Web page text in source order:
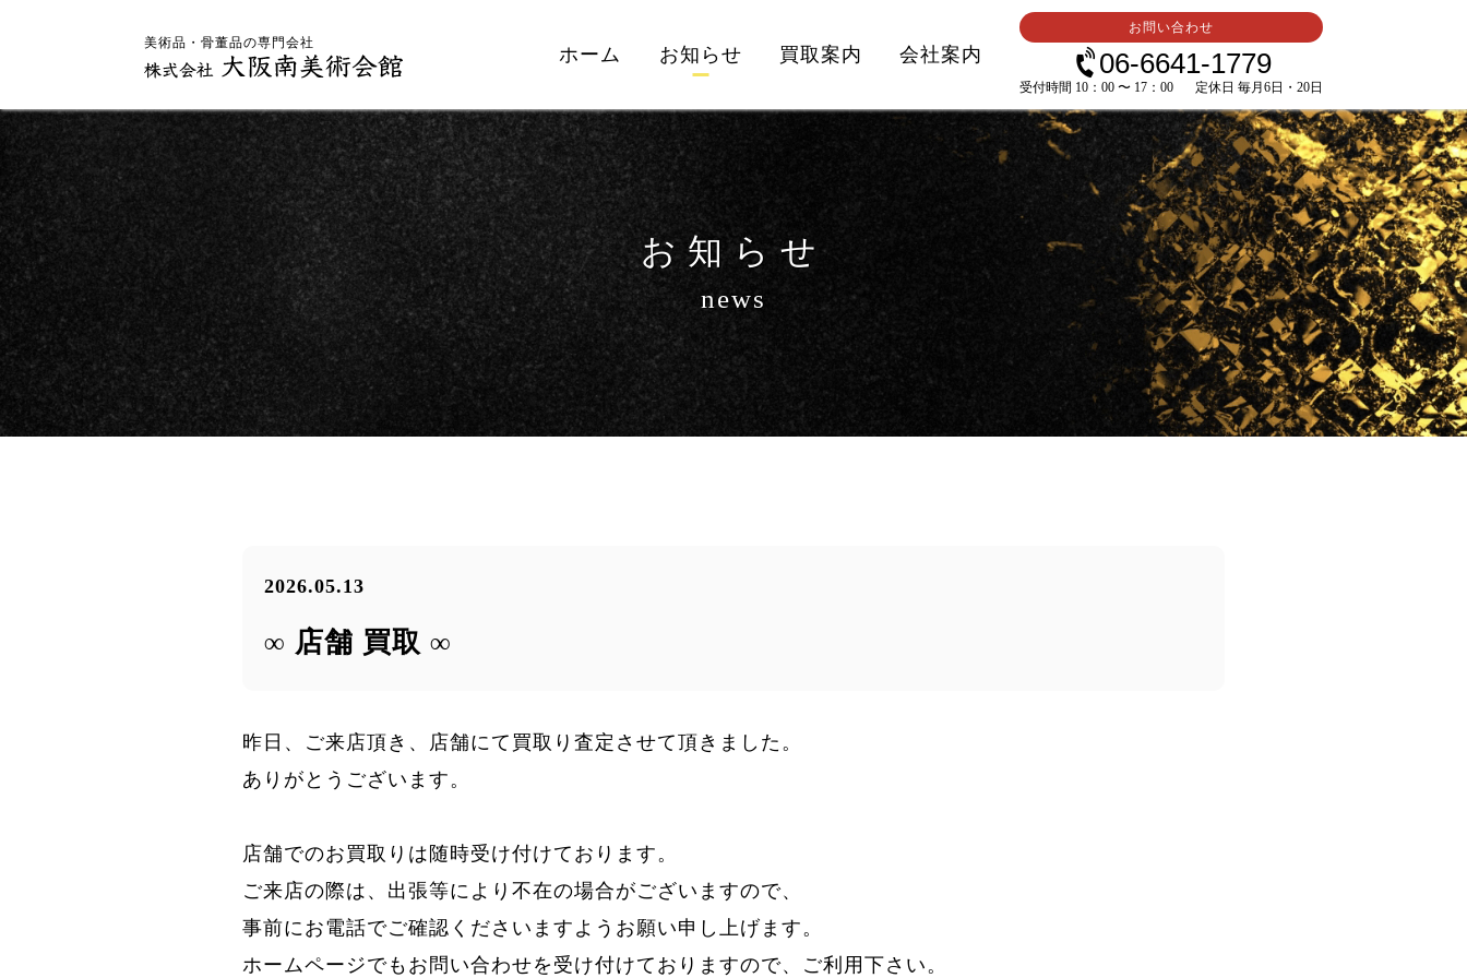
美術品・骨董品の専門会社
ホーム お知らせ 買取案内 会社案内
お問い合わせ
06-6641-1779
受付時間 10：00 〜 17：00 定休日 毎月6日・20日
お知らせ
news
2026.05.13
∞ 店舗 買取 ∞
昨日、ご来店頂き、店舗にて買取り査定させて頂きました。
ありがとうございます。
店舗でのお買取りは随時受け付けております。
ご来店の際は、出張等により不在の場合がございますので、
事前にお電話でご確認くださいますようお願い申し上げます。
ホームページでもお問い合わせを受け付けておりますので、ご利用下さい。